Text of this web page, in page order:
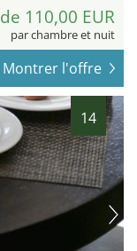
de 110,00 EUR
par chambre et nuit
Montrer l'offre
14